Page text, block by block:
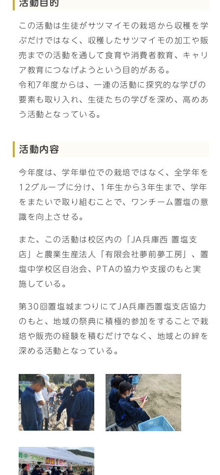
活動目的
この活動は生徒がサツマイモの栽培から収穫を学
ぶだけではなく、収穫したサツマイモの加工や販
売までの活動を通して食育や消費者教育、キャリ
ア教育につなげようという目的がある。
令和7年度からは、一連の活動に探究的な学びの
要素も取り入れ、生徒たちの学びを深め、高めあ
う活動となっている。
活動内容
今年度は、学年単位での栽培ではなく、全学年を
12グループに分け、1年生から3年生まで、学年
をまたいで取り組むことで、ワンチーム置塩の意
識を向上させる。
また、この活動は校区内の「JA兵庫西 置塩支
店」と農業生産法人「有限会社夢前夢工房」、置
塩中学校区自治会、PTAの協力や支援のもと実
施している。
第30回置塩城まつりにてJA兵庫西置塩支店協力
のもと、地域の祭典に積極的参加をすることで栽
培や販売の経験を積むだけでなく、地域との絆を
深める活動となっている。